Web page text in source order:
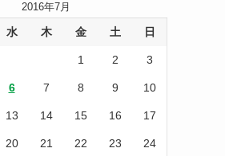
2016年7月
水 木 金 土 日
1 2 3
6 7 8 9 10
13 14 15 16 17
20 21 22 23 24